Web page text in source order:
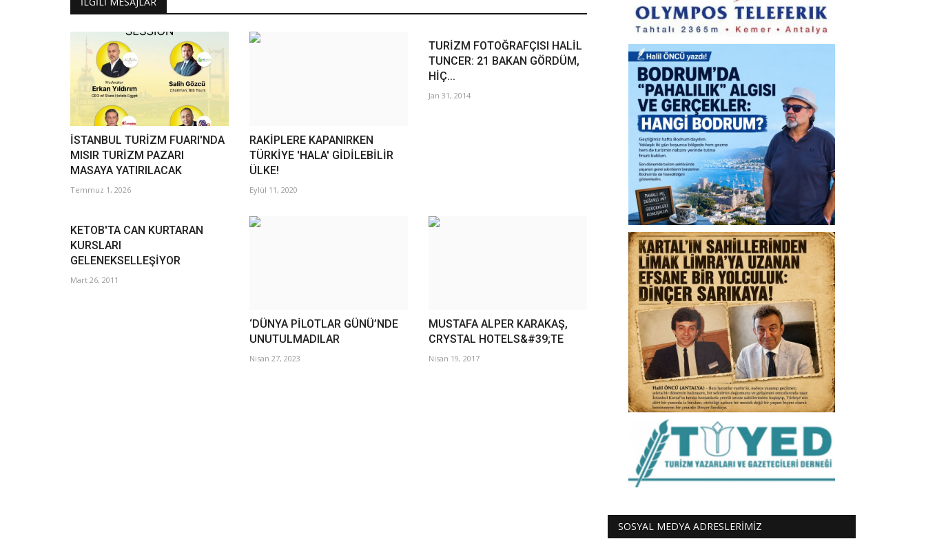
İSTANBUL TURİZM FUARI'NDA
MISIR TURİZM PAZARI
MASAYA YATIRILACAK
Temmuz 1, 2026
RAKİPLERE KAPANIRKEN
TÜRKİYE 'HALA' GİDİLEBİLİR
ÜLKE!
Eylül 11, 2020
TURİZM FOTOĞRAFÇISI HALİL
TUNCER: 21 BAKAN GÖRDÜM,
HİÇ...
Jan 31, 2014
KETOB'TA CAN KURTARAN
KURSLARI
GELENEKSELLEŞİYOR
Mart 26, 2011
‘DÜNYA PİLOTLAR GÜNÜ’NDE
UNUTULMADILAR
Nisan 27, 2023
MUSTAFA ALPER KARAKAŞ,
CRYSTAL HOTELS&#39;TE
Nisan 19, 2017
SOSYAL MEDYA ADRESLERİMİZ